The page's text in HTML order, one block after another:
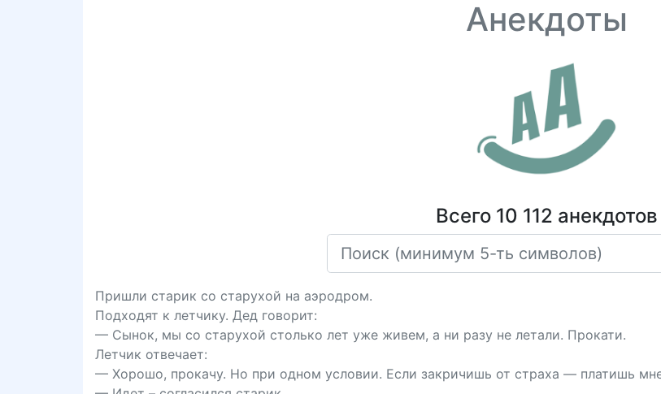
Анекдоты
Всего 10 112 анекдотов
Пришли старик со старухой на аэродром.
Подходят к летчику. Дед говорит:
— Сынок, мы со старухой столько лет уже живем, а ни разу не летали. Прокати.
Летчик отвечает:
— Хорошо, прокачу. Но при одном условии. Если закричишь от стpаха — платишь